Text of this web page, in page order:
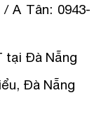
/ A Tân: 0943-
tại Đà Nẵng
Đà Nẵng